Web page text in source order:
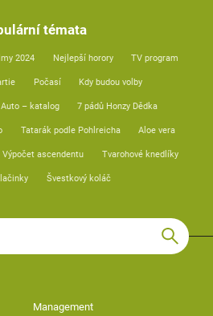
témata
2024 Nejlepší horory TV program
Počasí Kdy budou volby
Auto – katalog 7 pádů Honzy Dědka
Tatarák podle Pohlreicha Aloe vera
Výpočet ascendentu Tvarohové knedlíky
Švestkový koláč
Management